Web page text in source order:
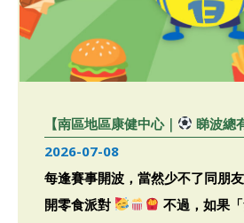
【南區地區康健中心｜
睇波總
阱」？】食得聰明 守住健康防線！
2026-07-08
每逢賽事開波，當然少不了同朋友
開零食派對
不過，如果